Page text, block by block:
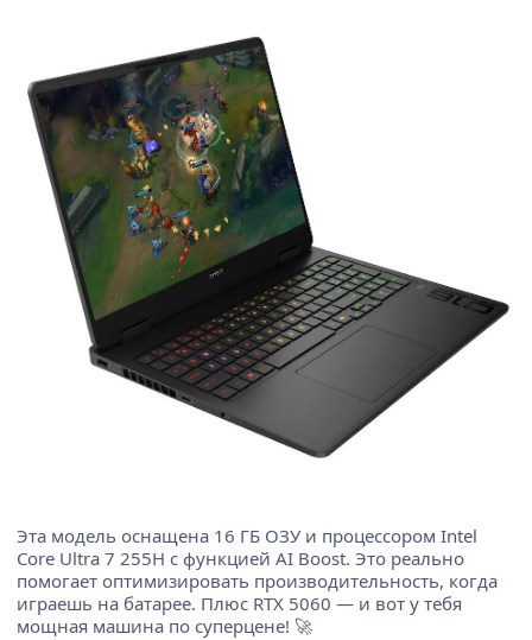
Эта модель оснащена 16 ГБ ОЗУ и процессором Intel
Core Ultra 7 255H с функцией AI Boost. Это реально
помогает оптимизировать производительность, когда
играешь на батарее. Плюс RTX 5060 — и вот у тебя
мощная машина по суперцене! 🚀